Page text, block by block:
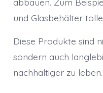
und Glasbehälter
Diese Produkte sind
sondern auch
nachhaltiger zu leben.